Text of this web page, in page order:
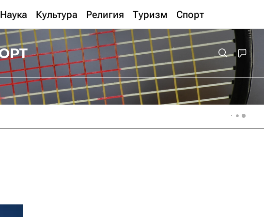
Наука Культура Религия Туризм Спорт